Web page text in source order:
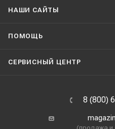
НАШИ CАЙТЫ
ПОМОЩЬ
СЕРВИСНЫЙ ЦЕНТР
8 (800)